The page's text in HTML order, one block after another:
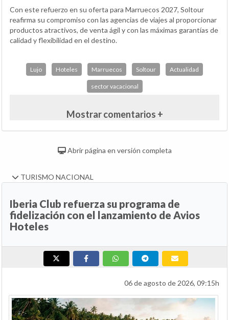
Con este refuerzo en su oferta para Marruecos 2027, Soltour
reafirma su compromiso con las agencias de viajes al proporcionar
productos atractivos, de venta ágil y con las máximas garantías de
calidad y flexibilidad en el destino.
Lujo Hoteles Marruecos Soltour Actualidad
sector vacacional
Mostrar comentarios +
Abrir página en versión completa
TURISMO NACIONAL
Iberia Club refuerza su programa de
fidelización con el lanzamiento de Avios
Hoteles
06 de agosto de 2026, 09:15h